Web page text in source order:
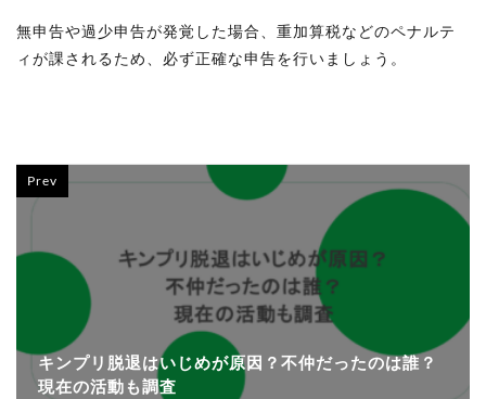
無申告や過少申告が発覚した場合、重加算税などのペナルテ
ィが課されるため、必ず正確な申告を行いましょう。
Prev
キンプリ脱退はいじめが原因？不仲だったのは誰？
現在の活動も調査